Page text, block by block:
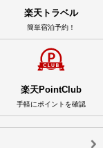
楽天トラベル
簡単宿泊予約！
楽天PointClub
手軽にポイントを確認